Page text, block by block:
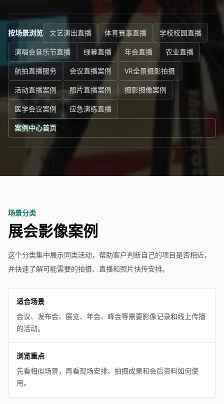
按场景浏览 文艺演出直播 体育赛事直播
学校校园直播
演唱会音乐节直播
绿幕直播 年会直播
农业直播
航拍直播服务
会议直播案例
VR全景摄影拍摄
活动直播案例
照片直播案例
摄影摄像案例
医学会议案例
应急演练直播
案例中心首页
场景分类
展会影像案例
这个分类集中展示同类活动，帮助客户判断自己的项目是否相近，
并快速了解可能需要的拍摄、直播和照片快传安排。
适合场景
会议、发布会、展览、年会、峰会等需要影像记录和线上传播
的活动。
浏览重点
先看相似场景，再看现场安排、拍摄成果和会后资料如何使
用。